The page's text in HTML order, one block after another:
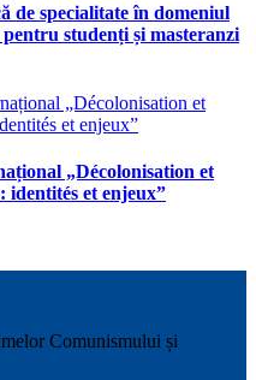
de specialitate în domeniul
studenți și masteranzi
„Décolonisation et
identités et enjeux”